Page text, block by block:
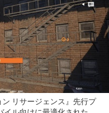
リサージェンス』先行プ